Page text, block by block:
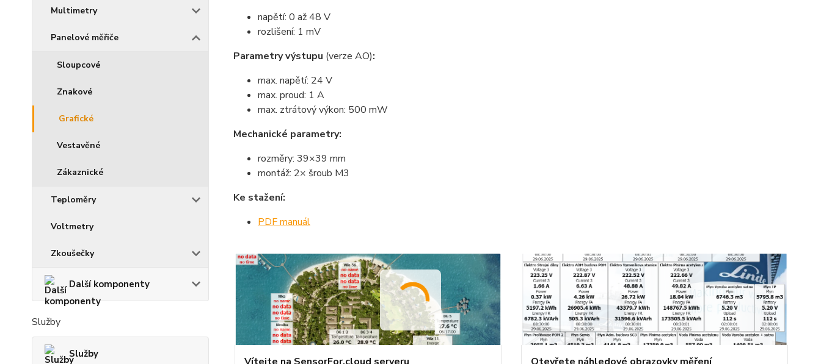
Multimetry
Panelové měřiče
Sloupcové
Znakové
Grafické
Vestavěné
Zákaznické
Teploměry
Voltmetry
Zkoušečky
Další komponenty
Služby
Služby
napětí: 0 až 48 V
rozlišení: 1 mV
Parametry výstupu (verze AO):
max. napětí: 24 V
max. proud: 1 A
max. ztrátový výkon: 500 mW
Mechanické parametry:
rozměry: 39×39 mm
montáž: 2× šroub M3
Ke stažení:
PDF manuál